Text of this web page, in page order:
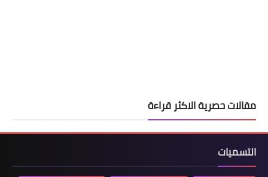
مقالات حصرية الاكثر قراءة
التسميات